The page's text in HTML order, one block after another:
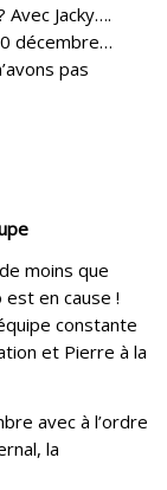
Avec Jacky….
décembre…
pas
moins que
en cause !
constante
et Pierre à la
avec à l’ordre
la